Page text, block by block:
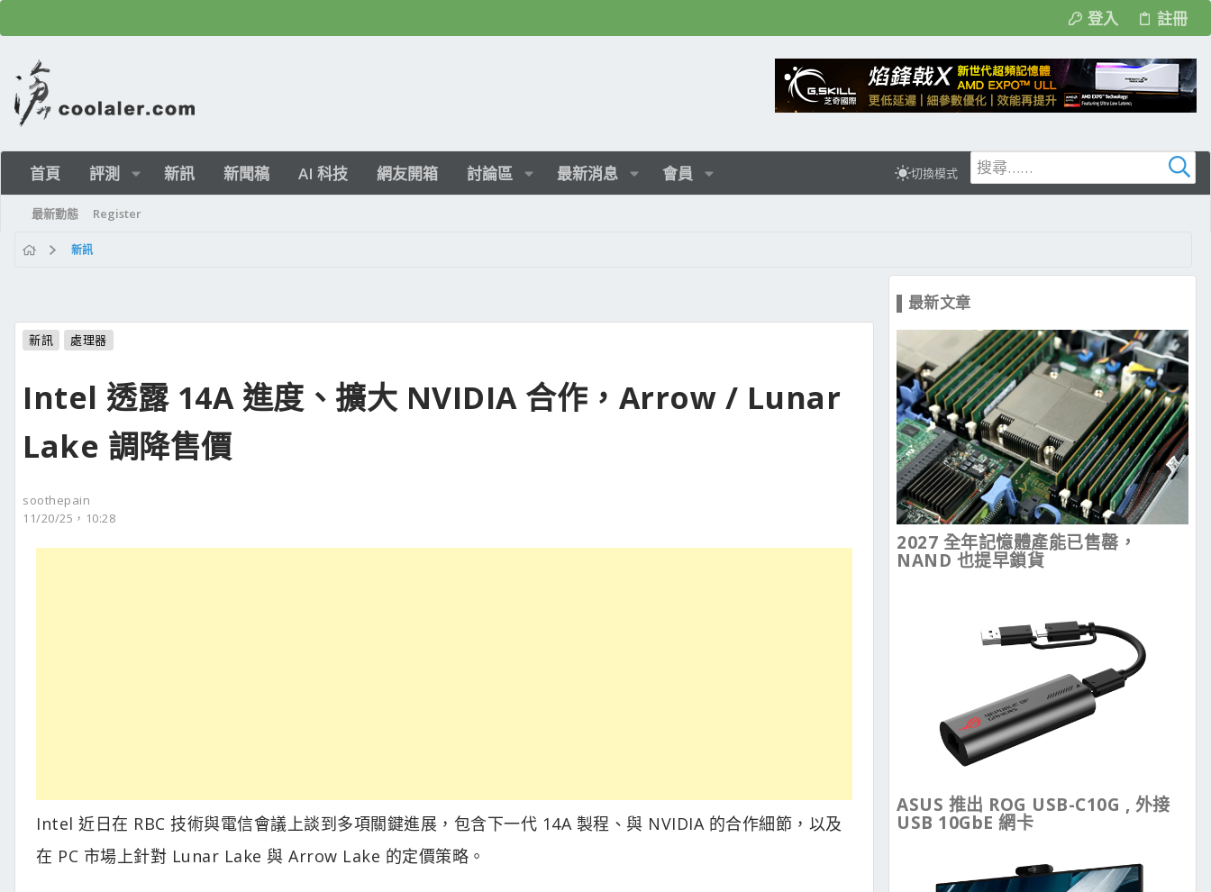
登入 註冊
首頁 評測 新訊 新聞稿 AI 科技 網友開箱 討論區 最新消息 會員 切換模式
最新動態 Register
新訊
新訊 處理器
Intel 透露 14A 進度、擴大 NVIDIA 合作，Arrow / Lunar
Lake 調降售價
soothepain
11/20/25，10:28
Intel 近日在 RBC 技術與電信會議上談到多項關鍵進展，包含下一代 14A 製程、與 NVIDIA 的合作細節，以及
在 PC 市場上針對 Lunar Lake 與 Arrow Lake 的定價策略。
▌最新文章
2027 全年記憶體產能已售罄，
NAND 也提早鎖貨
ASUS 推出 ROG USB-C10G , 外接
USB 10GbE 網卡